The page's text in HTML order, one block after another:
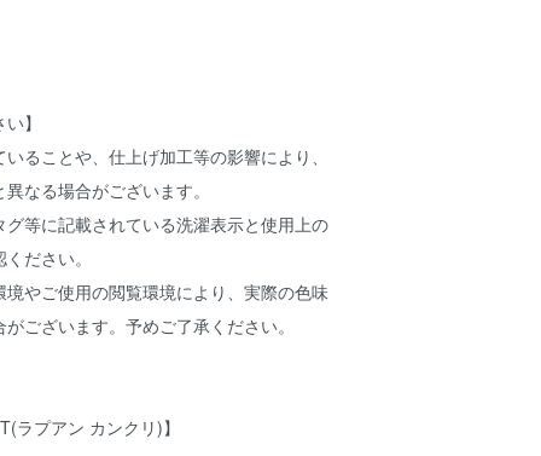
】
いることや、仕上げ加工等の影響により、
なる場合がございます。
グ等に記載されている洗濯表示と使用上の
ださい。
境やご使用の閲覧環境により、実際の色味
ございます。予めご了承ください。
ラプアン カンクリ)】